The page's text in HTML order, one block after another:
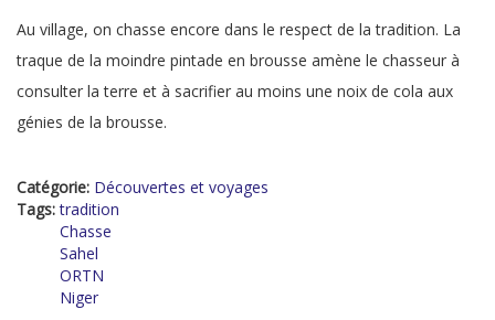
Au village, on chasse encore dans le respect de la tradition. La
traque de la moindre pintade en brousse amène le chasseur à
consulter la terre et à sacrifier au moins une noix de cola aux
génies de la brousse.
Catégorie: Découvertes et voyages
Tags:tradition
Chasse
Sahel
ORTN
Niger